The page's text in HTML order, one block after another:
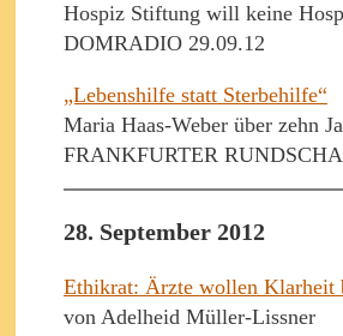
Hospiz Stiftung will keine
DOMRADIO 29.09.12
„Lebenshilfe statt Sterbehilfe“
Maria Haas-Weber über zehn
FRANKFURTER
28. September 2012
Ethikrat: Ärzte wollen Klarheit
von Adelheid Müller-Lissner